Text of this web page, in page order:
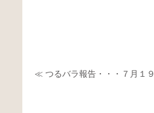
≪ つるバラ報告・・・７月１